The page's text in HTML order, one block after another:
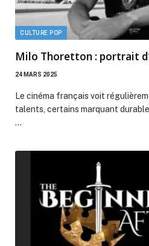
CULTURE POP
Milo Thoretton : portrait
24 MARS 2025
Le cinéma français voit
talents, certains marquant
…